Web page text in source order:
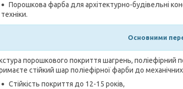
Порошкова фарба для архітектурно-будівельні
техніки.
Основними
порошкового покриття шагрень, поліефірний
стійкий шар поліефірної фарби до
Стійкість покриття до 12-15 років,